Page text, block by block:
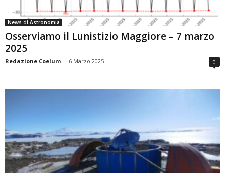
News di Astronomia
Osserviamo il Lunistizio Maggiore – 7 marzo
2025
Redazione Coelum - 6 Marzo 2025 0